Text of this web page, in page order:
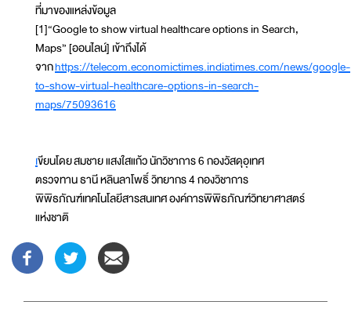
ที่มาของแหล่งข้อมูล
[1]“Google to show virtual healthcare options in Search,
Maps” [ออนไลน์] เข้าถึงได้
จากhttps://telecom.economictimes.indiatimes.com/news/google-
to-show-virtual-healthcare-options-in-search-
maps/75093616
เขียนโดย สมชาย แสงใสแก้ว นักวิชาการ 6 กองวัสดุอุเทศ
ตรวจทาน ธานี หลินลาโพธิ์ วิทยากร 4 กองวิชาการ
พิพิธภัณฑ์เทคโนโลยีสารสนเทศ องค์การพิพิธภัณฑ์วิทยาศาสตร์
แห่งชาติ